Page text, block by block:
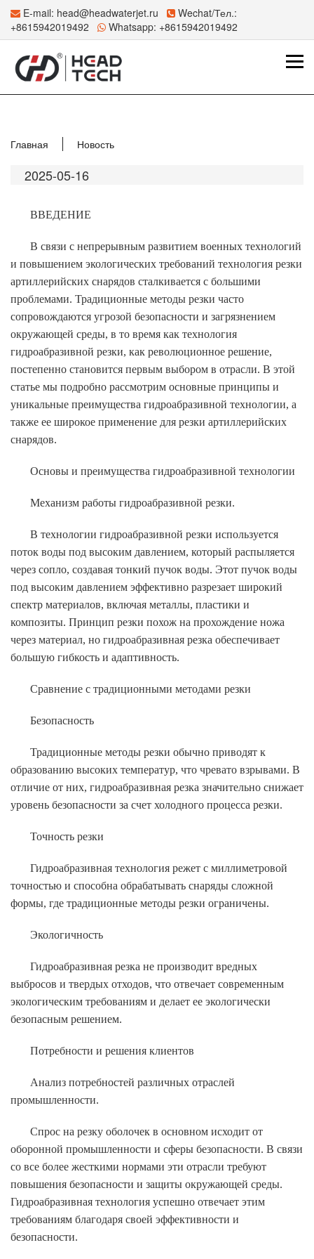
E-mail: head@headwaterjet.ru
Wechat/Тел.:
+8615942019492
Whatsapp: +8615942019492
Главная Новость
2025-05-16
ВВЕДЕНИЕ
В связи с непрерывным развитием военных технологий
и повышением экологических требований технология резки
артиллерийских снарядов сталкивается с большими
проблемами. Традиционные методы резки часто
сопровождаются угрозой безопасности и загрязнением
окружающей среды, в то время как технология
гидроабразивной резки, как революционное решение,
постепенно становится первым выбором в отрасли. В этой
статье мы подробно рассмотрим основные принципы и
уникальные преимущества гидроабразивной технологии, а
также ее широкое применение для резки артиллерийских
снарядов.
Основы и преимущества гидроабразивной технологии
Механизм работы гидроабразивной резки.
В технологии гидроабразивной резки используется
поток воды под высоким давлением, который распыляется
через сопло, создавая тонкий пучок воды. Этот пучок воды
под высоким давлением эффективно разрезает широкий
спектр материалов, включая металлы, пластики и
композиты. Принцип резки похож на прохождение ножа
через материал, но гидроабразивная резка обеспечивает
большую гибкость и адаптивность.
Сравнение с традиционными методами резки
Безопасность
Традиционные методы резки обычно приводят к
образованию высоких температур, что чревато взрывами. В
отличие от них, гидроабразивная резка значительно снижает
уровень безопасности за счет холодного процесса резки.
Точность резки
Гидроабразивная технология режет с миллиметровой
точностью и способна обрабатывать снаряды сложной
формы, где традиционные методы резки ограничены.
Экологичность
Гидроабразивная резка не производит вредных
выбросов и твердых отходов, что отвечает современным
экологическим требованиям и делает ее экологически
безопасным решением.
Потребности и решения клиентов
Анализ потребностей различных отраслей
промышленности.
Спрос на резку оболочек в основном исходит от
оборонной промышленности и сферы безопасности. В связи
со все более жесткими нормами эти отрасли требуют
повышения безопасности и защиты окружающей среды.
Гидроабразивная технология успешно отвечает этим
требованиям благодаря своей эффективности и
безопасности.